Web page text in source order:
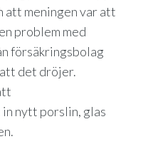
att meningen var att
problem med
försäkringsbolag
det dröjer.
nytt porslin, glas